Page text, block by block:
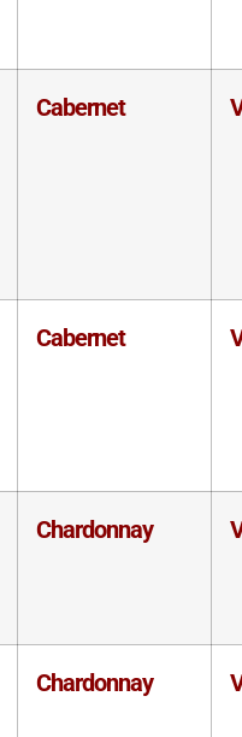
Cabernet
Cabernet
Chardonnay
Chardonnay